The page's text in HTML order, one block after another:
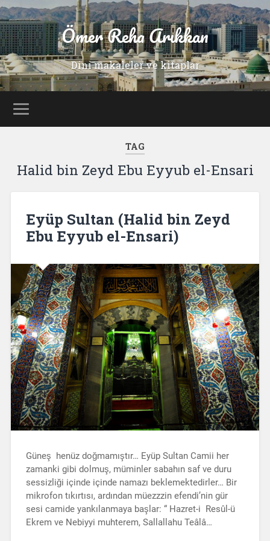
Ömer Reha Arıkkan
Dini makaleler ve kitaplar
TAG
Halid bin Zeyd Ebu Eyyub el-Ensari
Eyüp Sultan (Halid bin Zeyd
Ebu Eyyub el-Ensari)
Güneş henüz doğmamıştır… Eyüp Sultan Camii her
zamanki gibi dolmuş, müminler sabahın saf ve duru
sessizliği içinde içinde namazı beklemektedirler… Bir
mikrofon tıkırtısı, ardından müezzzin efendi’nin gür
sesi camide yankılanmaya başlar: “ Hazret-i Resûl-ü
Ekrem ve Nebiyyi muhterem, Sallallahu Teâlâ…